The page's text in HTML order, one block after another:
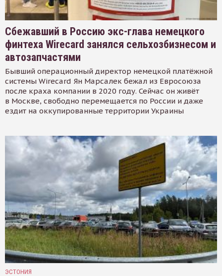
Сбежавший в Россию экс-глава немецкого
финтеха Wirecard занялся сельхозбизнесом и
автозапчастями
Бывший операционный директор немецкой платёжной
системы Wirecard Ян Марсалек бежал из Евросоюза
после краха компании в 2020 году. Сейчас он живёт
в Москве, свободно перемещается по России и даже
ездит на оккупированные территории Украины
ЭСТОНИЯ